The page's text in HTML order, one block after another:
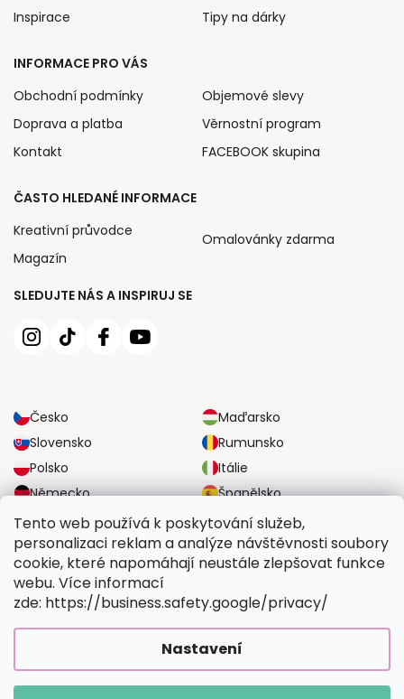
Tento web používá k poskytování služeb,
personalizaci reklam a analýze návštěvnosti soubory
cookie, které napomáhají neustále zlepšovat funkce
webu. Více informací
zde: https://business.safety.google/privacy/
Nastavení
SLEDUJTE NÁS A INSPIRUJ SE
Česko
Maďarsko
Slovensko
Rumunsko
Polsko
Itálie
Německo
Španělsko
Velká Británie
Rakousko
Inspirace
Tipy na dárky
INFORMACE PRO VÁS
Obchodní podmínky
Doprava a platba
Kontakt
Objemové slevy
Věrnostní program
FACEBOOK skupina
ČASTO HLEDANÉ INFORMACE
Kreativní průvodce
Magazín
Omalovánky zdarma
SPOLEHLIVÉ MOŽNOSTI DOPRAVY
BEZPEČNÉ MOŽNOSTI PLATBY